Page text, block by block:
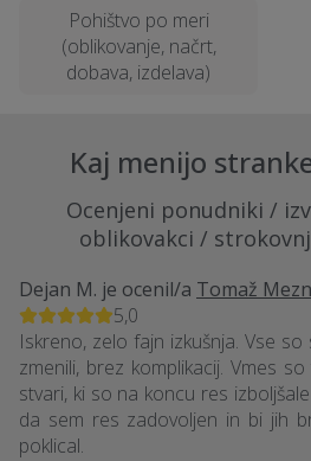
Pohištvo po meri
(oblikovanje, načrt,
dobava, izdelava)
Kaj menijo
Ocenjeni ponudniki /
oblikovakci /
Dejan M. je ocenil/a Tomaž
5,0
Iskreno, zelo fajn izkušnja. Vse
zmenili, brez komplikacij. Vmes
stvari, ki so na koncu res
da sem res zadovoljen in bi jih
poklical.